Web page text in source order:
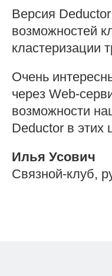
Версия
возможностей
кластеризации
Очень
через Web-
возможности
Deductor в этих
Илья Усович
Связной-клуб,